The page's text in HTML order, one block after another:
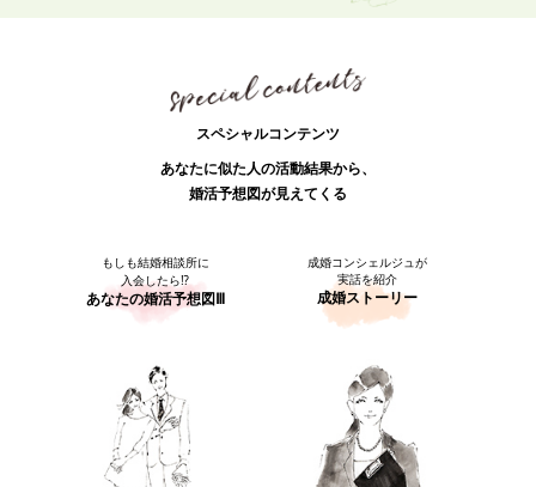
スペシャルコンテンツ
あなたに似た人の活動結果から、
婚活予想図が見えてくる
もしも結婚相談所に
入会したら⁉
あなたの婚活予想図Ⅲ
成婚コンシェルジュが
実話を紹介
成婚ストーリー